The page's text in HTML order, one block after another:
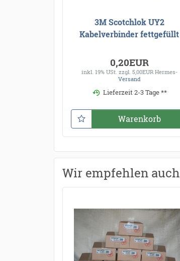
3M Scotchlok UY2
Kabelverbinder fettgefüllt
0,20EUR
inkl. 19% USt. zzgl. 5,00EUR Hermes-
Versand
Lieferzeit 2-3 Tage **
Warenkorb
Wir empfehlen auch